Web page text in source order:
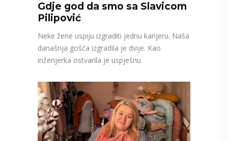
Gdje god da smo sa Slavicom
Pilipović
Neke žene uspiju izgraditi jednu karijeru. Naša
današnja gošća izgradila je dvije. Kao
inženjerka ostvarila je uspješnu